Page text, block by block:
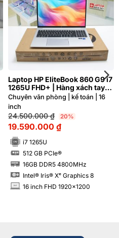
Laptop HP EliteBook 860 G9 i7
1265U FHD+ | Hàng xách tay
99%
Chuyên văn phòng | kế toán | 16
inch
24.500.000₫ 20%
19.590.000 ₫
i7 1265U
SSD 512 GB PCIe®
16GB DDR5 4800MHz
Intel® Iris® Xᵉ Graphics 8
INCH 16 inch FHD 1920x1200